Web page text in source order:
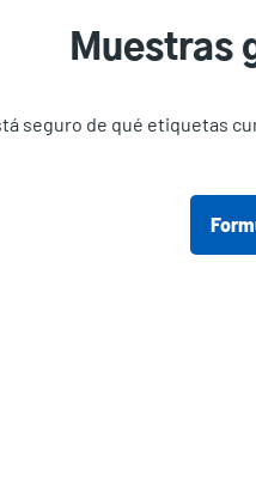
Muestras
seguro de qué etiquetas